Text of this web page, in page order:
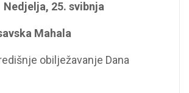
Nedjelja, 25. svibnja
Mahala
obilježavanje Dana